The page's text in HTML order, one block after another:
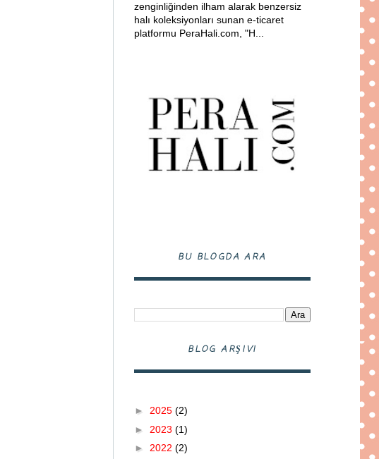
zenginliğinden ilham alarak benzersiz
halı koleksiyonları sunan e-ticaret
platformu PeraHali.com, "H...
BU BLOGDA ARA
BLOG ARŞIVI
► 2025 (2)
► 2023 (1)
► 2022 (2)